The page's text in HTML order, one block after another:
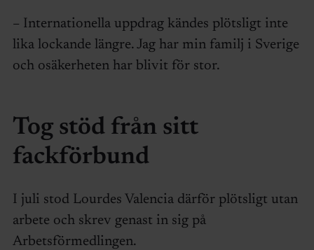
– Internationella uppdrag kändes plötsligt inte
lika lockande längre. Jag har min familj i Sverige
och osäkerheten har blivit för stor.
Tog stöd från sitt
fackförbund
I juli stod Lourdes Valencia därför plötsligt utan
arbete och skrev genast in sig på
Arbetsförmedlingen.